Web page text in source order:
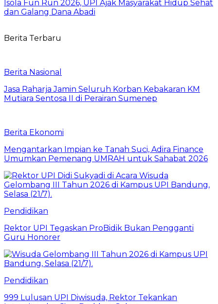
Isola Fun Run 2026, UPI Ajak Masyarakat Hidup Sehat
dan Galang Dana Abadi
Berita Terbaru
Berita Nasional
Jasa Raharja Jamin Seluruh Korban Kebakaran KM
Mutiara Sentosa II di Perairan Sumenep
Berita Ekonomi
Mengantarkan Impian ke Tanah Suci, Adira Finance
Umumkan Pemenang UMRAH untuk Sahabat 2026
Pendidikan
Rektor UPI Tegaskan ProBidik Bukan Pengganti
Guru Honorer
Pendidikan
999 Lulusan UPI Diwisuda, Rektor Tekankan